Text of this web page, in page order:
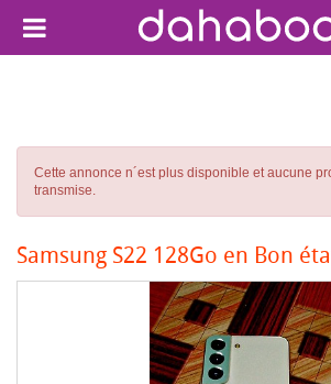
Cette annonce n´est plus disponible et aucune
transmise.
Samsung S22 128Go en Bon